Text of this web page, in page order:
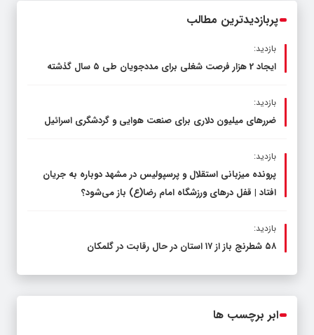
پربازدیدترین مطالب
بازدید:
ایجاد 2 هزار فرصت شغلی برای مددجویان طی ۵ سال گذشته
بازدید:
ضررهای میلیون دلاری برای صنعت هوایی و گردشگری اسرائیل
بازدید:
پرونده میزبانی استقلال و پرسپولیس در مشهد دوباره به جریان
افتاد | قفل در‌های ورزشگاه امام رضا(ع) باز می‌شود؟
بازدید:
۵۸ شطرنج‌ باز از ۱۷ استان در حال رقابت در گلمکان
ابر برچسب ها